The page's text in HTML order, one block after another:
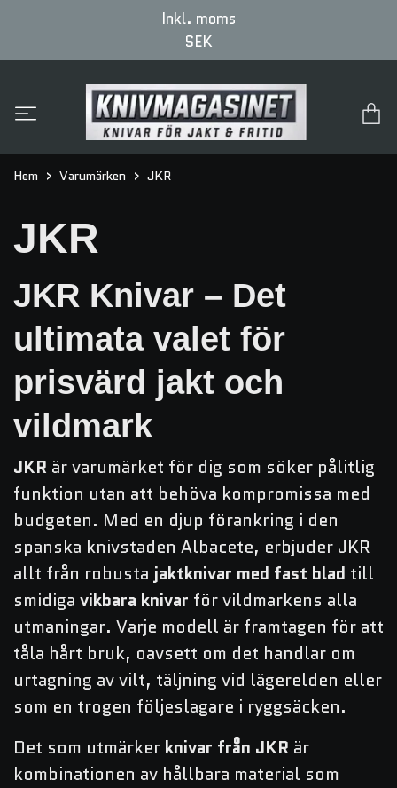
Inkl. moms
SEK
Hem Varumärken JKR
JKR
JKR Knivar – Det
ultimata valet för
prisvärd jakt och
vildmark
JKR är varumärket för dig som söker pålitlig
funktion utan att behöva kompromissa med
budgeten. Med en djup förankring i den
spanska knivstaden Albacete, erbjuder JKR
allt från robusta jaktknivar med fast blad till
smidiga vikbara knivar för vildmarkens alla
utmaningar. Varje modell är framtagen för att
tåla hårt bruk, oavsett om det handlar om
urtagning av vilt, täljning vid lägerelden eller
som en trogen följeslagare i ryggsäcken.
Det som utmärker knivar från JKR är
kombinationen av hållbara material som